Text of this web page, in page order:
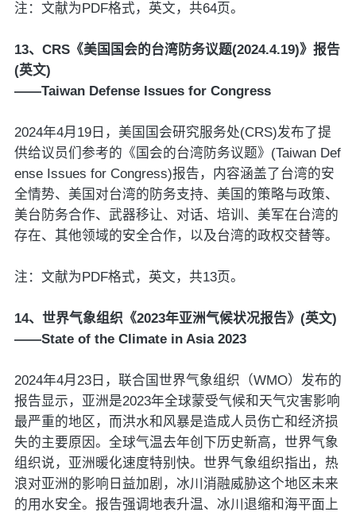
注：文献为PDF格式，英文，共64页。
13、CRS《美国国会的台湾防务议题(2024.4.19)》报告
(英文)
——Taiwan Defense Issues for Congress
2024年4月19日，美国国会研究服务处(CRS)发布了提
供给议员们参考的《国会的台湾防务议题》(Taiwan Def
ense Issues for Congress)报告，内容涵盖了台湾的安
全情势、美国对台湾的防务支持、美国的策略与政策、
美台防务合作、武器移让、对话、培训、美军在台湾的
存在、其他领域的安全合作，以及台湾的政权交替等。
注：文献为PDF格式，英文，共13页。
14、世界气象组织《2023年亚洲气候状况报告》(英文)
——State of the Climate in Asia 2023
2024年4月23日，联合国世界气象组织（WMO）发布的
报告显示，亚洲是2023年全球蒙受气候和天气灾害影响
最严重的地区，而洪水和风暴是造成人员伤亡和经济损
失的主要原因。全球气温去年创下历史新高，世界气象
组织说，亚洲暖化速度特别快。世界气象组织指出，热
浪对亚洲的影响日益加剧，冰川消融威胁这个地区未来
的用水安全。报告强调地表升温、冰川退缩和海平面上